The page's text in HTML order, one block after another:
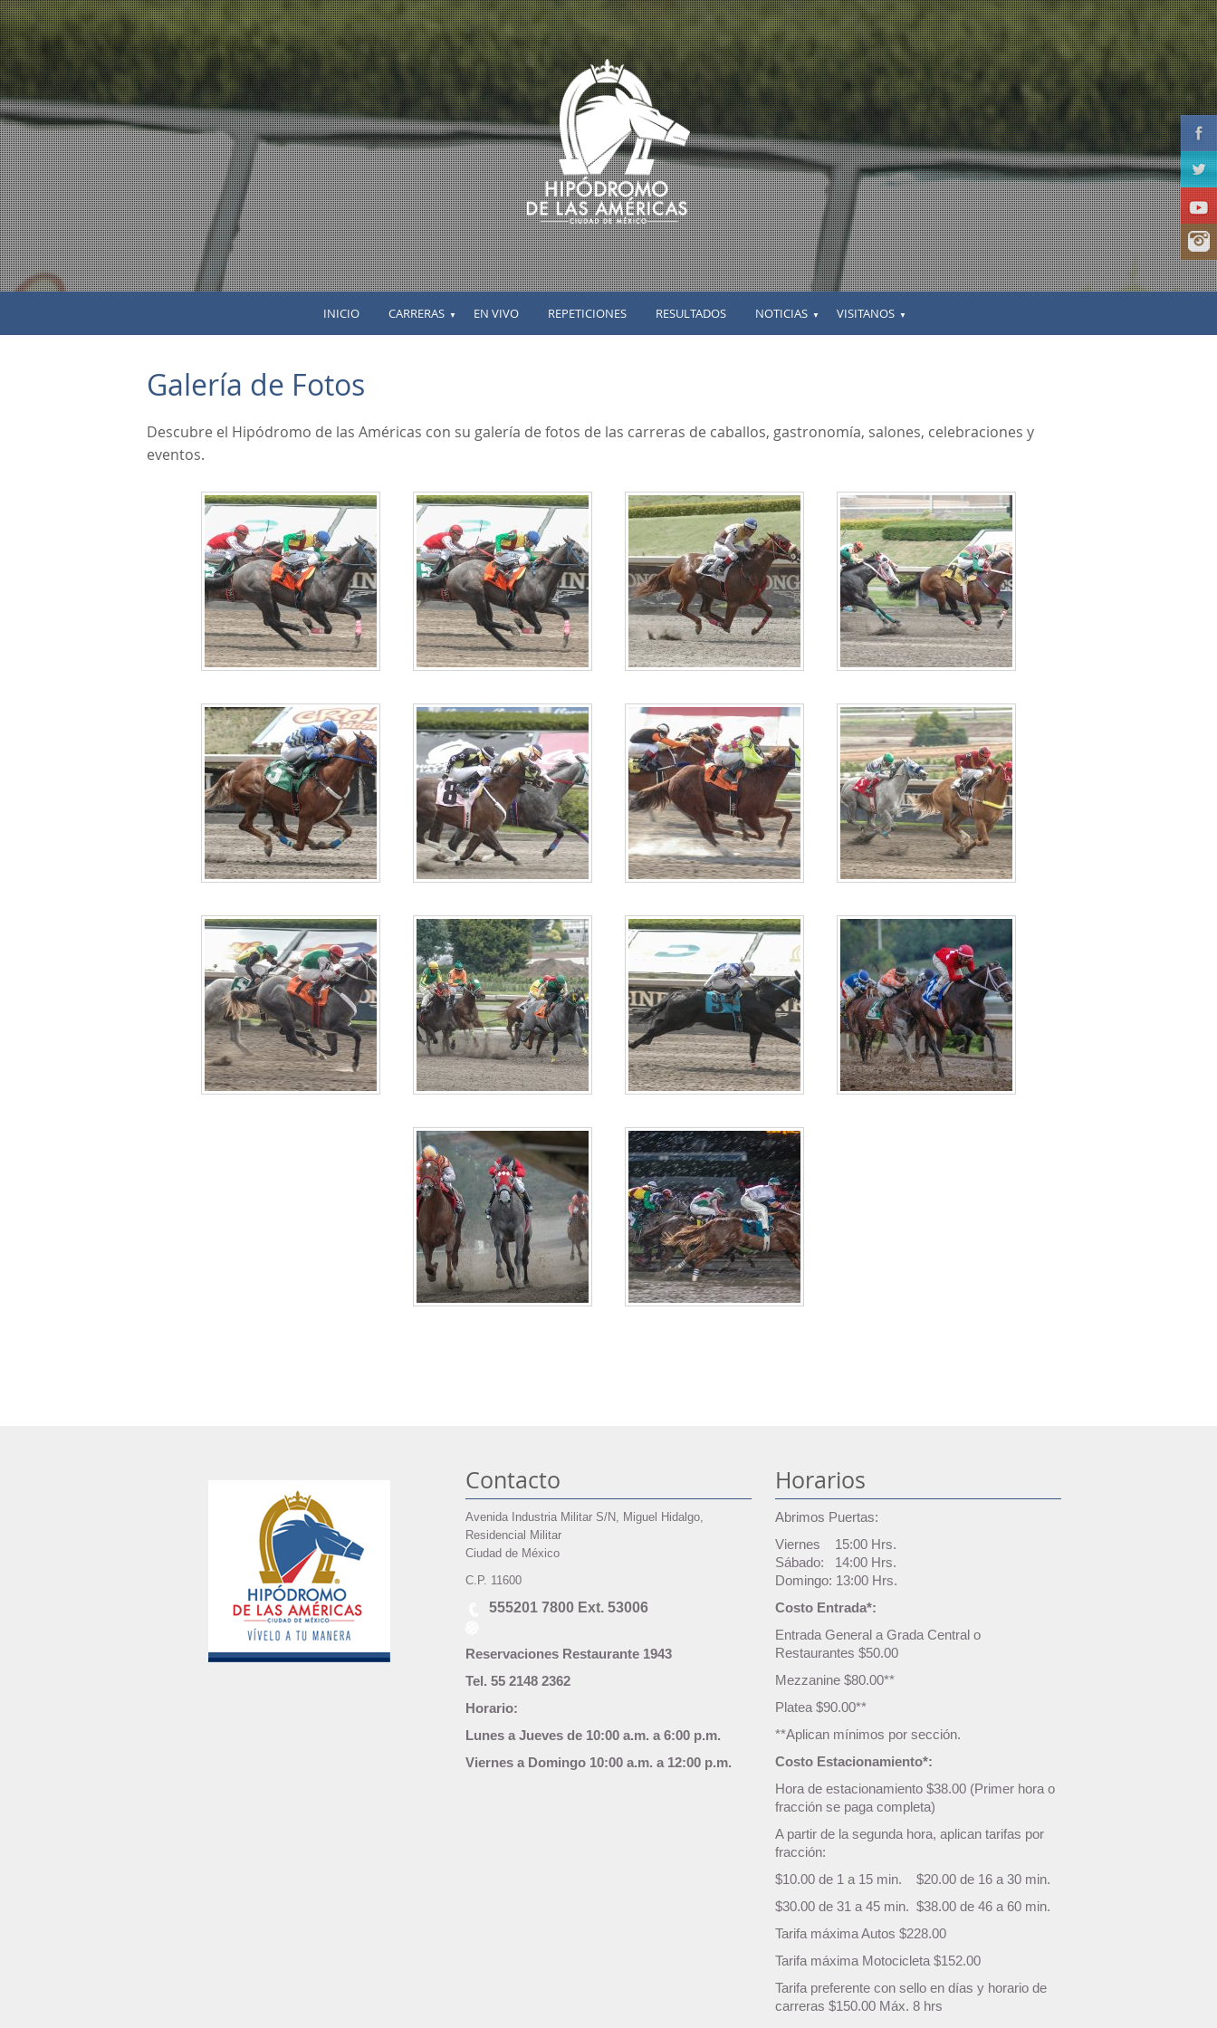
INICIO CARRERAS ▼ EN VIVO REPETICIONES RESULTADOS NOTICIAS ▼ VISITANOS ▼
Galería de Fotos
Descubre el Hipódromo de las Américas con su galería de fotos de las carreras de caballos, gastronomía, salones, celebraciones y
eventos.
Contacto
Avenida Industria Militar S/N, Miguel Hidalgo,
Residencial Militar
Ciudad de México
C.P. 11600
555201 7800 Ext. 53006
Reservaciones Restaurante 1943
Tel. 55 2148 2362
Horario:
Lunes a Jueves de 10:00 a.m. a 6:00 p.m.
Viernes a Domingo 10:00 a.m. a 12:00 p.m.
Horarios
Abrimos Puertas:
Viernes 15:00 Hrs.
Sábado: 14:00 Hrs.
Domingo: 13:00 Hrs.
Costo Entrada*:
Entrada General a Grada Central o
Restaurantes $50.00
Mezzanine $80.00**
Platea $90.00**
**Aplican mínimos por sección.
Costo Estacionamiento*:
Hora de estacionamiento $38.00 (Primer hora o
fracción se paga completa)
A partir de la segunda hora, aplican tarifas por
fracción:
$10.00 de 1 a 15 min. $20.00 de 16 a 30 min.
$30.00 de 31 a 45 min. $38.00 de 46 a 60 min.
Tarifa máxima Autos $228.00
Tarifa máxima Motocicleta $152.00
Tarifa preferente con sello en días y horario de
carreras $150.00 Máx. 8 hrs